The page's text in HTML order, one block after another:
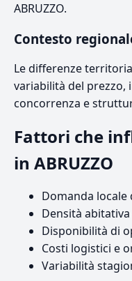
ABRUZZO.
Contesto
Le differenze
variabilità del prezzo,
concorrenza e
Fattori che
in ABRUZZO
Domanda locale
Densità
Disponibilità di
Costi logistici e
Variabilità